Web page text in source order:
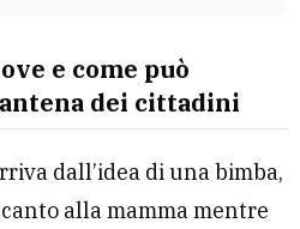
e come può
dei cittadini
dall’idea di una bimba,
alla mamma mentre